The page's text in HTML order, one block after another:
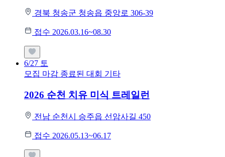
경북 청송군 청송읍 중앙로 306-39
접수 2026.03.16~08.30
6/27 토
모집 마감 종료된 대회 기타
2026 순천 치유 미식 트레일런
전남 순천시 승주읍 선암사길 450
접수 2026.05.13~06.17